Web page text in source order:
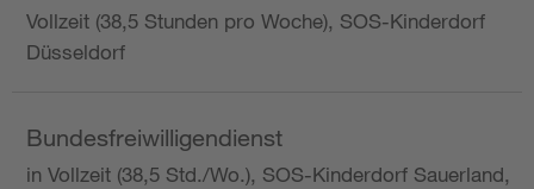
Vollzeit (38,5 Stunden pro Woche), SOS-Kinderdorf
Düsseldorf
Bundesfreiwilligendienst
in Vollzeit (38,5 Std./Wo.), SOS-Kinderdorf Sauerland,